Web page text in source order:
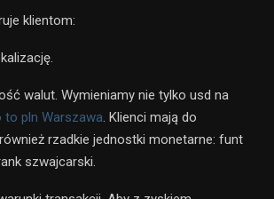
klientom:
walut. Wymieniamy nie tylko usd na
to pln Warszawa. Klienci mają do
rzadkie jednostki monetarne: funt
szwajcarski.